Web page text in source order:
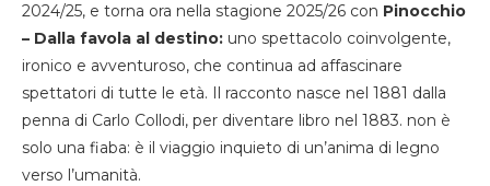
2024/25, e torna ora nella stagione 2025/26 con Pinocchio
– Dalla favola al destino: uno spettacolo coinvolgente,
ironico e avventuroso, che continua ad affascinare
spettatori di tutte le età. Il racconto nasce nel 1881 dalla
penna di Carlo Collodi, per diventare libro nel 1883. non è
solo una fiaba: è il viaggio inquieto di un’anima di legno
verso l’umanità.